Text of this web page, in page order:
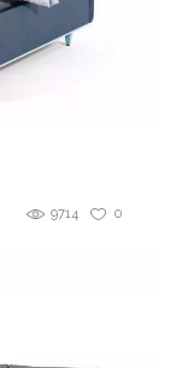
0
9714